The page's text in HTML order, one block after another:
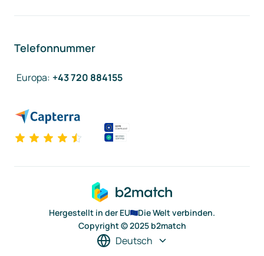
Telefonnummer
Europa: +43 720 884155
Hergestellt in der EU
Die Welt verbinden.
Copyright © 2025 b2match
Deutsch